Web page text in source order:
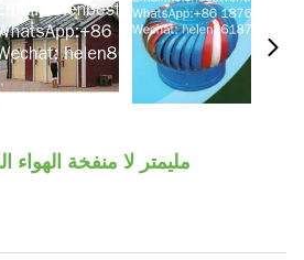
100 مليمتر لا منفخة